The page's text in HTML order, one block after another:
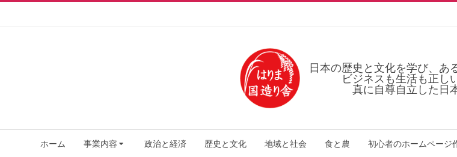
日本の歴史と文化を学び、あ
ビジネスも生活も正し
真に自尊自立した日
Navigation
ホーム 事業内容 政治と経済 歴史と文化 地域と社会 食と農 初心者のホームページ